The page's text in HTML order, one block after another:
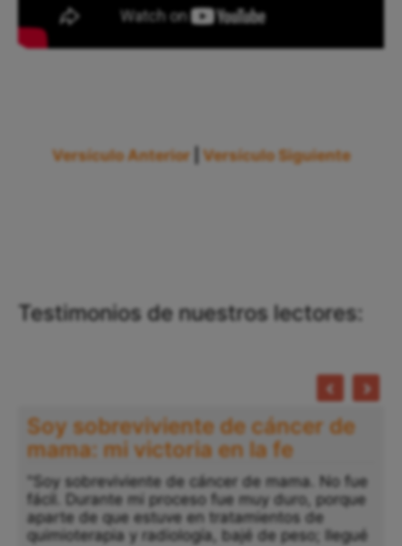
Versículo Anterior Versículo Siguiente
Testimonios de nuestros lectores:
Soy sobreviviente de cáncer de
mama: mi victoria en la fe
"Soy sobreviviente de cáncer de mama. No fue
fácil. Durante mi proceso fue muy duro, porque
aparte de que estuve en tratamientos de
quimioterapia y radiología, bajé de peso; llegué